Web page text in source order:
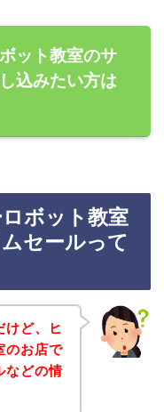
ット教室のサ
込みたい方は
ボット教室
セールって
けど、ヒ
のお店で
などの情